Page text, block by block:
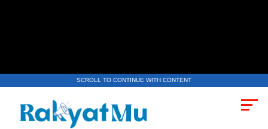
SCROLL TO CONTINUE WITH CONTENT